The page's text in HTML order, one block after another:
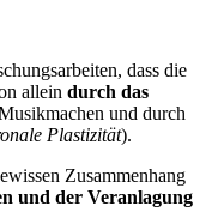
dass die
allein durch das
und durch
Plastizität).
Zusammenhang
und der Veranlagung